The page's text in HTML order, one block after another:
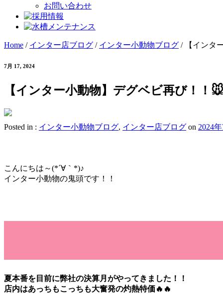
お問い合わせ
Home / インター店ブログ / インター小動物ブログ / 【インタ
7月 17, 2024
【インター小動物】デグベビ再び！！🐭
Posted in : インター小動物ブログ, インター店ブログ on 2024
こんにちは～(*´∀｀*)♪
インター小動物の鬼頭です！！
夏本番を目前に弊社の決算月がやってきました！！
店内はあっちもこっちも大奮発の灼熱特価🔥🔥